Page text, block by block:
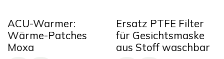
ACU-Warmer:
Wärme-Patches
Moxa
Ersatz PTFE Filter
für Gesichtsmaske
aus Stoff waschbar